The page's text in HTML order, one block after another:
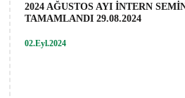
2024 AĞUSTOS AYI İNTERN
TAMAMLANDI 29.08.2024
02.Eyl.2024